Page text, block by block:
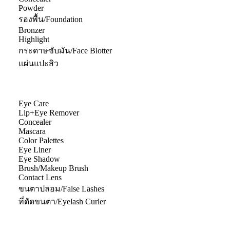
Powder
รองพื้น/Foundation
Bronzer
Highlight
กระดาษซับมัน/Face Blotter
แผ่นแปะสิว
Eye Care
Lip+Eye Remover
Concealer
Mascara
Color Palettes
Eye Liner
Eye Shadow
Brush/Makeup Brush
Contact Lens
ขนตาปลอม/False Lashes
ที่ดัดขนตา/Eyelash Curler